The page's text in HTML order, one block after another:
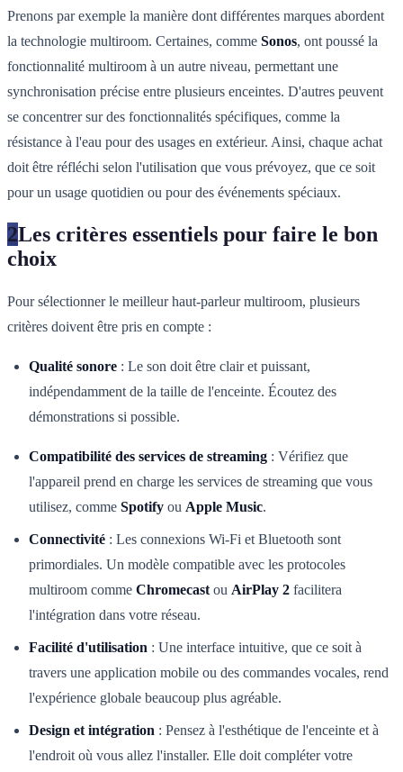
Prenons par exemple la manière dont différentes marques abordent
la technologie multiroom. Certaines, comme Sonos, ont poussé la
fonctionnalité multiroom à un autre niveau, permettant une
synchronisation précise entre plusieurs enceintes. D'autres peuvent
se concentrer sur des fonctionnalités spécifiques, comme la
résistance à l'eau pour des usages en extérieur. Ainsi, chaque achat
doit être réfléchi selon l'utilisation que vous prévoyez, que ce soit
pour un usage quotidien ou pour des événements spéciaux.
2Les critères essentiels pour faire le bon
choix
Pour sélectionner le meilleur haut-parleur multiroom, plusieurs
critères doivent être pris en compte :
Qualité sonore : Le son doit être clair et puissant,
indépendamment de la taille de l'enceinte. Écoutez des
démonstrations si possible.
Compatibilité des services de streaming : Vérifiez que
l'appareil prend en charge les services de streaming que vous
utilisez, comme Spotify ou Apple Music.
Connectivité : Les connexions Wi-Fi et Bluetooth sont
primordiales. Un modèle compatible avec les protocoles
multiroom comme Chromecast ou AirPlay 2 facilitera
l'intégration dans votre réseau.
Facilité d'utilisation : Une interface intuitive, que ce soit à
travers une application mobile ou des commandes vocales, rend
l'expérience globale beaucoup plus agréable.
Design et intégration : Pensez à l'esthétique de l'enceinte et à
l'endroit où vous allez l'installer. Elle doit compléter votre